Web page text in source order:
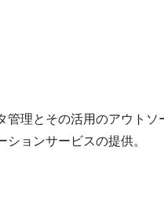
理とその活用のアウト
ョンサービスの提供。